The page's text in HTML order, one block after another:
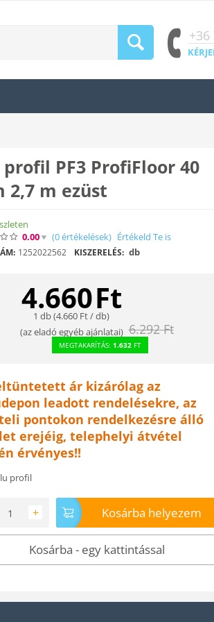
PF3 ProfiFloor 40
2,7 m ezüst
0.00
(0értékelések) Értékeld Te is
1252022562 KISZERELÉS: db
4.660Ft
1 db (4.660 Ft/ db)
(az eladó egyéb ajánlatai) 6.292 Ft
MEGTAKARÍTÁS: 1.632 FT
ár kizárólag az
leadott rendelésekre, az
pontokon rendelkezésre álló
erejéig, telephelyi átvétel
érvényes!!
profil
+ Kosárba helyezem
Kosárba - egy kattintással